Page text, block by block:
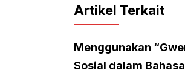
Artikel Terkait
Menggunakan
Sosial dalam